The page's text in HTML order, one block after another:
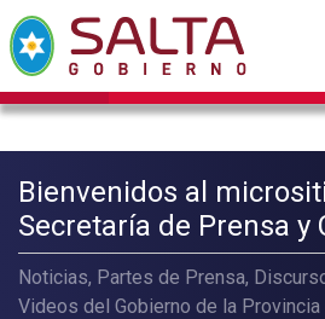
Bienvenidos al
Secretaría de Prensa y
Noticias, Partes de Prensa,
Videos del Gobierno de la Provincia